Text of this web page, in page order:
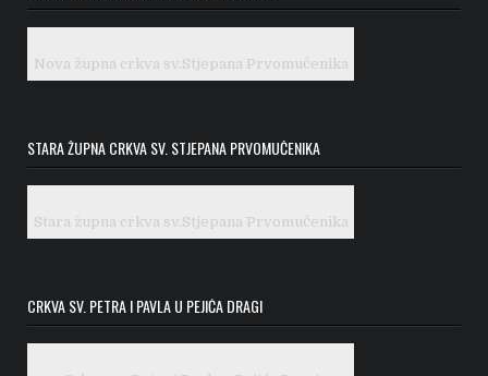
Nova župna crkva sv.Stjepana Prvomučenika
STARA ŽUPNA CRKVA SV. STJEPANA PRVOMUČENIKA
Stara župna crkva sv.Stjepana Prvomučenika
CRKVA SV. PETRA I PAVLA U PEJIĆA DRAGI